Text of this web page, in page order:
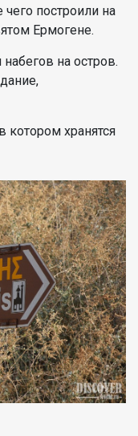
построили на
Ермогене.
на остров.
котором хранятся